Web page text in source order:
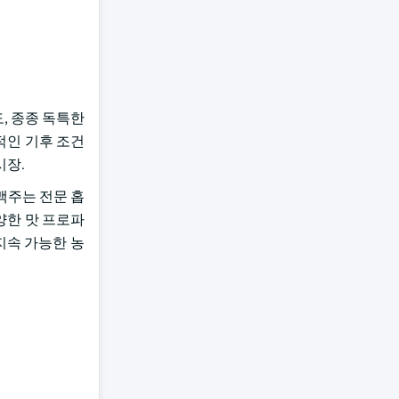
종종 독특한
인 기후 조건
장.
주는 전문 홉
한 맛 프로파
속 가능한 농